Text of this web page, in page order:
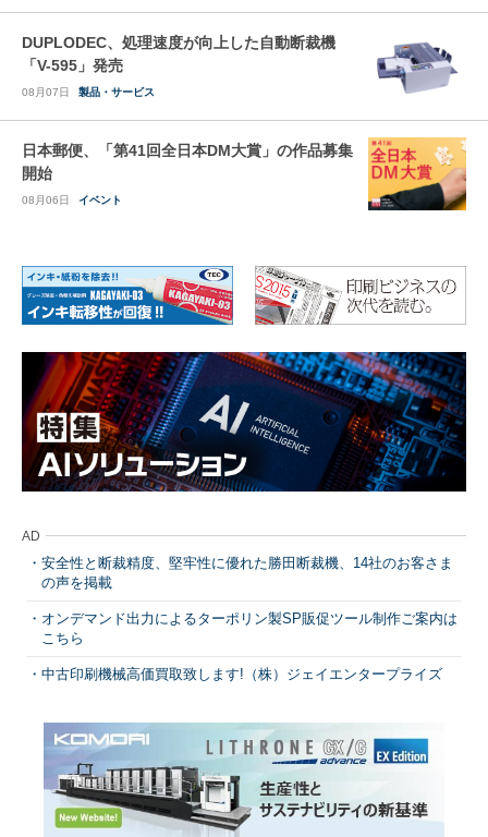
DUPLODEC、処理速度が向上した自動断裁機
「V-595」発売
08月07日 製品・サービス
日本郵便、「第41回全日本DM大賞」の作品募集
開始
08月06日 イベント
AD
安全性と断裁精度、堅牢性に優れた勝田断裁機、14社のお客さま
の声を掲載
オンデマンド出力によるターポリン製SP販促ツール制作ご案内は
こちら
中古印刷機械高価買取致します!（株）ジェイエンタープライズ